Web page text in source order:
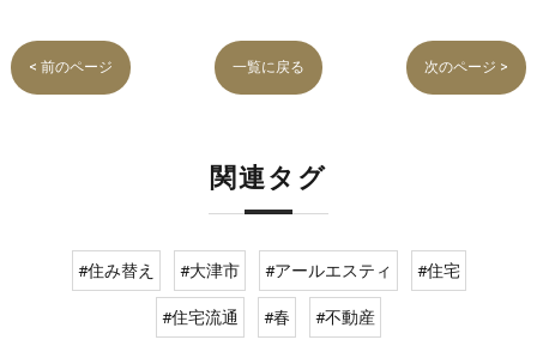
< 前のページ 一覧に戻る 次のページ >
関連タグ
#住み替え #大津市 #アールエスティ #住宅
#住宅流通 #春 #不動産